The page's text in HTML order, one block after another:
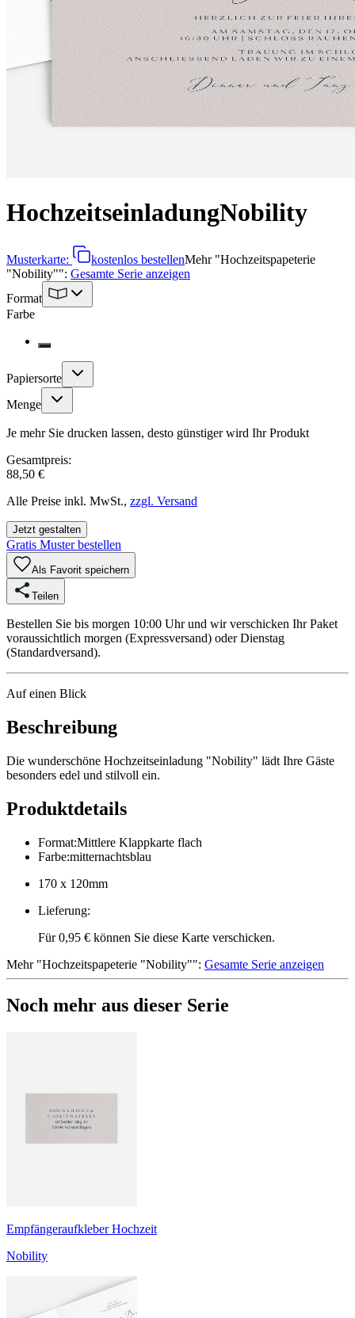
HochzeitseinladungNobility
Musterkarte: kostenlos bestellenMehr"Hochzeitspapeterie
"Nobility"": Gesamte Serie anzeigen
Format
Farbe
Papiersorte
Menge
Je mehr Sie drucken lassen, desto günstiger wird Ihr Produkt
Gesamtpreis:
88,50 €
Alle Preise inkl. MwSt., zzgl. Versand
Jetzt gestalten
Gratis Muster bestellen
Als Favorit speichern
Teilen
Bestellen Sie bis morgen 10:00 Uhr und wir verschicken Ihr Paket
voraussichtlich morgen (Expressversand) oder Dienstag
(Standardversand).
Auf einen Blick
Beschreibung
Die wunderschöne Hochzeitseinladung "Nobility" lädt Ihre Gäste
besonders edel und stilvoll ein.
Produktdetails
Format:Mittlere Klappkarte flach
Farbe:mitternachtsblau
170 x 120mm
Lieferung:
Für 0,95 € können Sie diese Karte verschicken.
Mehr"Hochzeitspapeterie "Nobility"": Gesamte Serie anzeigen
Noch mehr aus dieser Serie
Empfängeraufkleber Hochzeit
Nobility